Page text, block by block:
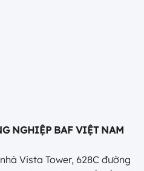
NGHIỆP BAF VIỆT NAM
Vista Tower, 628C đường